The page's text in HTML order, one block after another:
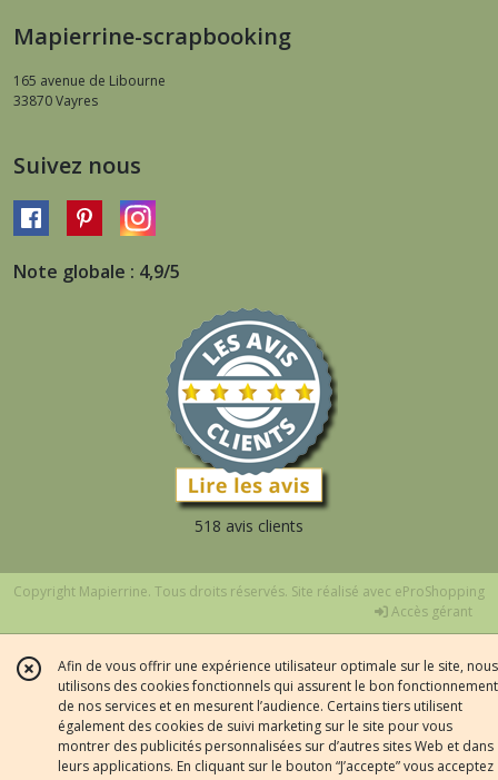
Mapierrine-scrapbooking
165 avenue de Libourne
33870Vayres
Suivez nous
Note globale : 4,9/5
518 avis clients
Copyright Mapierrine. Tous droits réservés. Site réalisé avec eProShopping
Accès gérant
Afin de vous offrir une expérience utilisateur optimale sur le site, nous
utilisons des cookies fonctionnels qui assurent le bon fonctionnement
de nos services et en mesurent l’audience. Certains tiers utilisent
également des cookies de suivi marketing sur le site pour vous
montrer des publicités personnalisées sur d’autres sites Web et dans
leurs applications. En cliquant sur le bouton “J’accepte” vous acceptez